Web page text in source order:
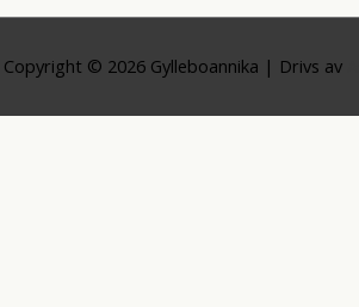
Copyright © 2026 Gylleboannika | Drivs av